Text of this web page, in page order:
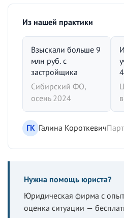
Из нашей практики
Взыскали больше 9
млн руб. с
застройщика
Сибирский ФО,
осень 2024
ГК Галина Короткевич
Нужна помощь юриста?
Юридическая фирма с
оценка ситуации —